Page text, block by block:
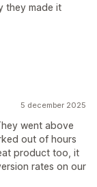
they made it
5 december 2025
went above
out of hours
product too, it
rates on our